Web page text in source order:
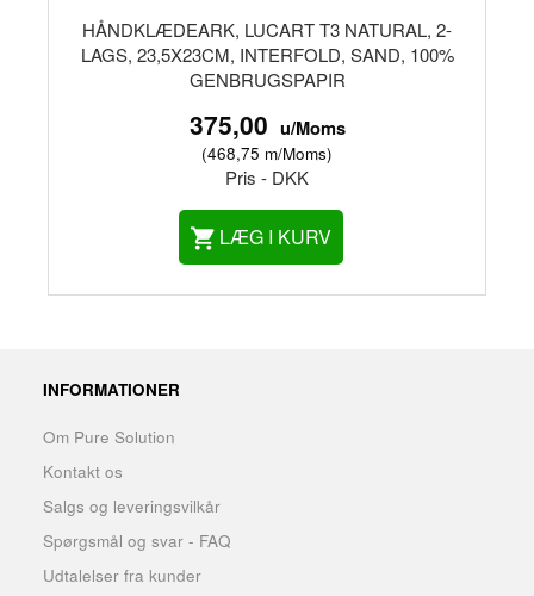
HÅNDKLÆDEARK, LUCART T3 NATURAL, 2-
LAGS, 23,5X23CM, INTERFOLD, SAND, 100%
GENBRUGSPAPIR
375,00 u/Moms
(468,75 m/Moms)
Pris - DKK
LÆG I KURV
INFORMATIONER
Om Pure Solution
Kontakt os
Salgs og leveringsvilkår
Spørgsmål og svar - FAQ
Udtalelser fra kunder